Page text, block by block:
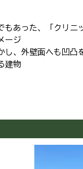
もあった、「クリニ
ージ
し、外壁面へも凹凸
建物